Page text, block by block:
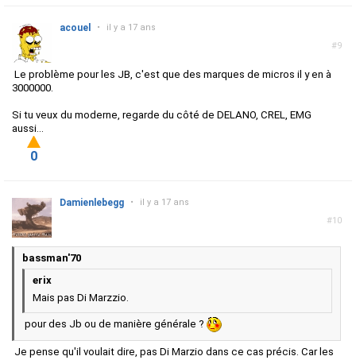
#9
acouel • il y a 17 ans
Le problème pour les JB, c'est que des marques de micros il y en à
3000000.
Si tu veux du moderne, regarde du côté de DELANO, CREL, EMG
aussi...
0
#10
Damienlebegg • il y a 17 ans
bassman'70
erix
Mais pas Di Marzzio.
pour des Jb ou de manière générale ?
Je pense qu'il voulait dire, pas Di Marzio dans ce cas précis. Car les